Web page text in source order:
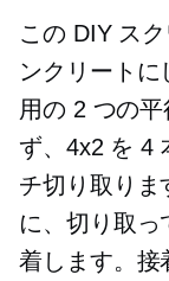
この DIY ス
ンクリート
用の 2 つの
ず、4x2 を 4
チ切り取りま
に、切り取っ
着します。接